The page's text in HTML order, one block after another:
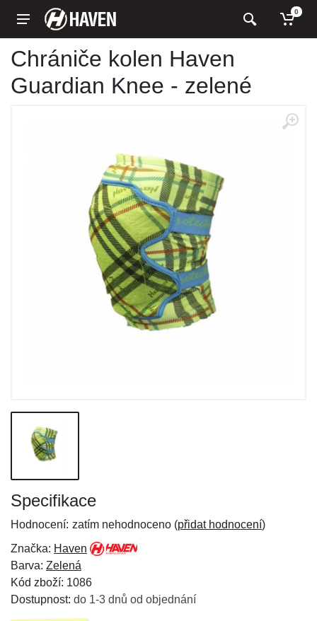
0
Chrániče kolen Haven
Guardian Knee - zelené
Specifikace
Hodnocení: zatím nehodnoceno (přidat hodnocení)
Značka: Haven
Barva: Zelená
Kód zboží: 1086
Dostupnost: do 1-3 dnů od objednání